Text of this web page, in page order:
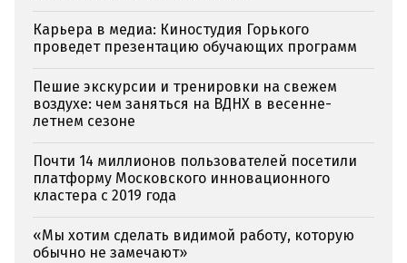
Карьера в медиа: Киностудия Горького
проведет презентацию обучающих программ
Пешие экскурсии и тренировки на свежем
воздухе: чем заняться на ВДНХ в весенне-
летнем сезоне
Почти 14 миллионов пользователей посетили
платформу Московского инновационного
кластера с 2019 года
«Мы хотим сделать видимой работу, которую
обычно не замечают»